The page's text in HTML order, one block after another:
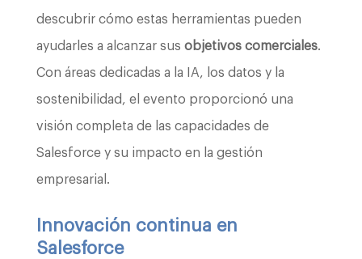
descubrir cómo estas herramientas pueden
ayudarles a alcanzar sus objetivos comerciales.
Con áreas dedicadas a la IA, los datos y la
sostenibilidad, el evento proporcionó una
visión completa de las capacidades de
Salesforce y su impacto en la gestión
empresarial.
Innovación continua en
Salesforce